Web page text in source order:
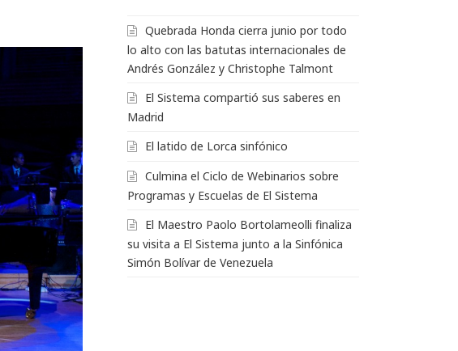
Quebrada Honda cierra junio por todo
lo alto con las batutas internacionales de
Andrés González y Christophe Talmont
El Sistema compartió sus saberes en
Madrid
El latido de Lorca sinfónico
Culmina el Ciclo de Webinarios sobre
Programas y Escuelas de El Sistema
El Maestro Paolo Bortolameolli finaliza
su visita a El Sistema junto a la Sinfónica
Simón Bolívar de Venezuela